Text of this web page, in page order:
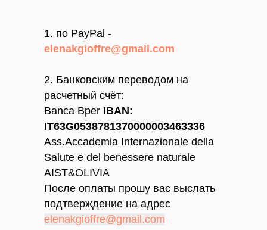
1. по PayPal -
elenakgioffre@gmail.com
2. Банковским переводом на
расчетный счёт:
Banca Bper IBAN:
IT63G0538781370000003463336
Ass.Accademia Internazionale della
Salute e del benessere naturale
AIST&OLIVIA
После оплаты прошу вас выслать
подтверждение на адрес
elenakgioffre@gmail.com